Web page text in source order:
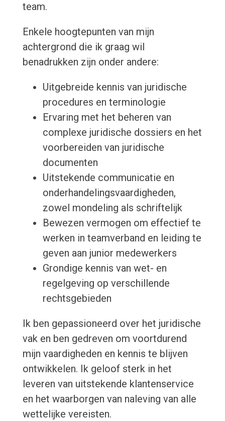
team.
Enkele hoogtepunten van mijn
achtergrond die ik graag wil
benadrukken zijn onder andere:
Uitgebreide kennis van juridische
procedures en terminologie
Ervaring met het beheren van
complexe juridische dossiers en het
voorbereiden van juridische
documenten
Uitstekende communicatie en
onderhandelingsvaardigheden,
zowel mondeling als schriftelijk
Bewezen vermogen om effectief te
werken in teamverband en leiding te
geven aan junior medewerkers
Grondige kennis van wet- en
regelgeving op verschillende
rechtsgebieden
Ik ben gepassioneerd over het juridische
vak en ben gedreven om voortdurend
mijn vaardigheden en kennis te blijven
ontwikkelen. Ik geloof sterk in het
leveren van uitstekende klantenservice
en het waarborgen van naleving van alle
wettelijke vereisten.